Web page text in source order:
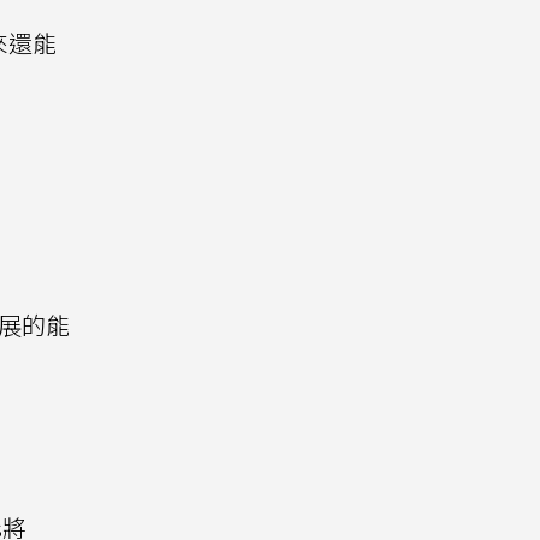
還能
的能